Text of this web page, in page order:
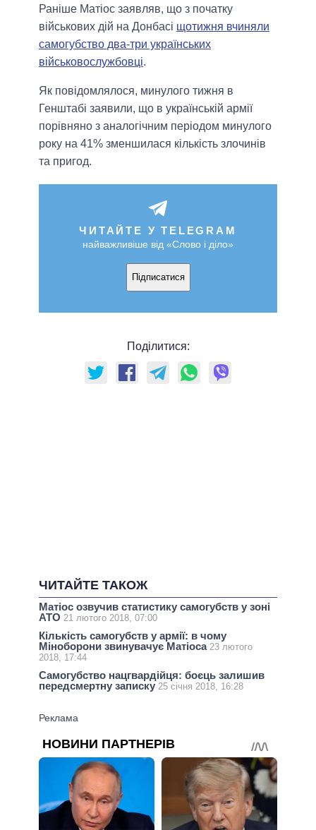
Раніше Матіос заявляв, що з початку
військових дій на Донбасі щотижня вчиняли
самогубство два-три українських
військовослужбовці.
Як повідомлялося, минулого тижня в
Генштабі заявили, що в українській армії
порівняно з аналогічним періодом минулого
року на 41% зменшилася кількість злочинів
та пригод.
ЧИТАЙТЕ У TELEGRAM
найважливіше від «Слово і діло»
Підписатися
Поділитися:
ЧИТАЙТЕ ТАКОЖ
Матіос озвучив статистику самогубств у зоні
АТО 21 лютого 2018, 07:00
Кількість самогубств у армії: в чому
Міноборони звинувачує Матіоса 23 лютого
2018, 17:44
Самогубство нацгвардійця: боєць залишив
передсмертну записку 25 січня 2018, 16:28